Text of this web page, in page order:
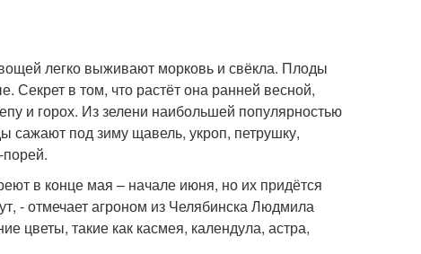
легко выживают морковь и свёкла. Плоды
в том, что растёт она ранней весной,
и горох. Из зелени наибольшей популярностью
сажают под зиму щавель, укроп, петрушку,
порей.
в конце мая – начале июня, но их придётся
- отмечает агроном из Челябинска Людмила
цветы, такие как касмея, календула, астра,